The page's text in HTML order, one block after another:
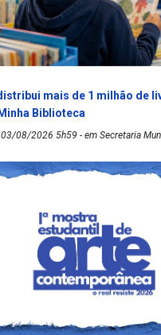
mais de 1 milhão de
Biblioteca
08/2026 5h59 - em Secretaria